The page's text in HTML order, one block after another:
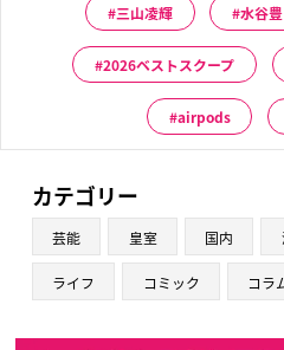
三山凌輝 水谷豊
2026ベストスクープ
airpods
カテゴリー
芸能 皇室 国内
ライフ コミック コラ